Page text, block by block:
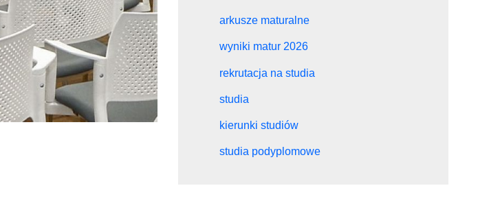
arkusze maturalne
wyniki matur 2026
rekrutacja na studia
studia
kierunki studiów
studia podyplomowe